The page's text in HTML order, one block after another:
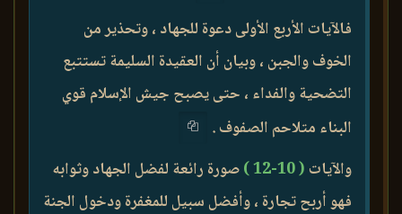
فالآيات الأربع الأولى دعوة للجهاد ، وتحذير من
الخوف والجبن ، وبيان أن العقيدة السليمة تستتبع
التضحية والفداء ، حتى يصبح جيش الإسلام قوي
البناء متلاحم الصفوف .
والآيات ( 10-12 )
صورة رائعة لفضل الجهاد وثوابه
فهو أربح تجارة ، وأفضل سبيل للمغفرة ودخول الجنة